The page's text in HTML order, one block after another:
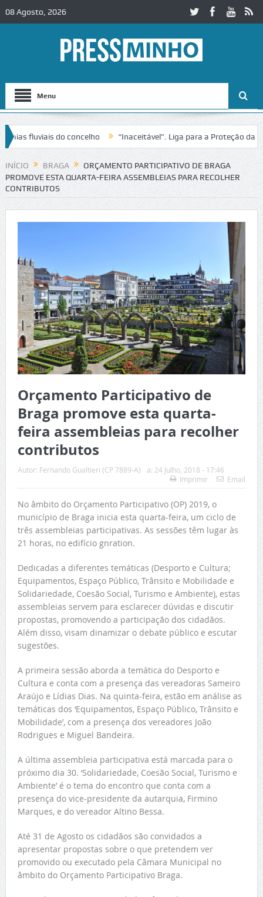
08 Agosto, 2026
Menu
fluviais do concelho “Inaceitável”. Liga para a Proteção da
INÍCIO BRAGA
ORÇAMENTO PARTICIPATIVO DE BRAGA
PROMOVE ESTA QUARTA-FEIRA ASSEMBLEIAS PARA RECOLHER
CONTRIBUTOS
Orçamento Participativo de
Braga promove esta quarta-
feira assembleias para recolher
contributos
Autor: Fernando Gualtieri (CP 7889-A) a: 24 Julho, 2018 - 17:46
Imprimir
Email
No âmbito do Orçamento Participativo (OP) 2019, o
município de Braga inicia esta quarta-feira, um ciclo de
três assembleias participativas. As sessões têm lugar às
21 horas, no edifício gnration.
Dedicadas a diferentes temáticas (Desporto e Cultura;
Equipamentos, Espaço Público, Trânsito e Mobilidade e
Solidariedade, Coesão Social, Turismo e Ambiente), estas
assembleias servem para esclarecer dúvidas e discutir
propostas, promovendo a participação dos cidadãos.
Além disso, visam dinamizar o debate público e escutar
sugestões.
A primeira sessão aborda a temática do Desporto e
Cultura e conta com a presença das vereadoras Sameiro
Araújo e Lídias Dias. Na quinta-feira, estão em análise as
temáticas dos ‘Equipamentos, Espaço Público, Trânsito e
Mobilidade’, com a presença dos vereadores João
Rodrigues e Miguel Bandeira.
A última assembleia participativa está marcada para o
próximo dia 30. ‘Solidariedade, Coesão Social, Turismo e
Ambiente’ é o tema do encontro que conta com a
presença do vice-presidente da autarquia, Firmino
Marques, e do vereador Altino Bessa.
Até 31 de Agosto os cidadãos são convidados a
apresentar propostas sobre o que pretendem ver
promovido ou executado pela Câmara Municipal no
âmbito do Orçamento Participativo Braga.